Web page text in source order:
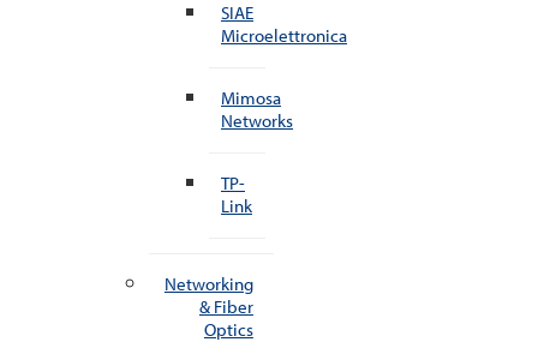
SIAE
Microelettronica
Mimosa
Networks
TP-
Link
Networking
& Fiber
Optics